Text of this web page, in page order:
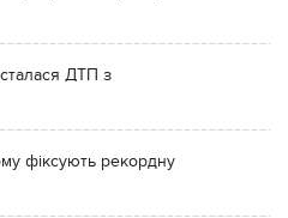
ДТП з
фіксують рекордну